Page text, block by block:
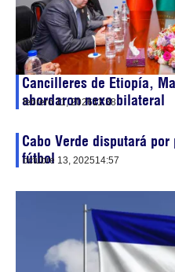
Cancilleres de Etiopía,
abordaron nexo bilateral
febrero 11, 202611:38
Cabo Verde disputará
fútbol
octubre 13, 202514:57